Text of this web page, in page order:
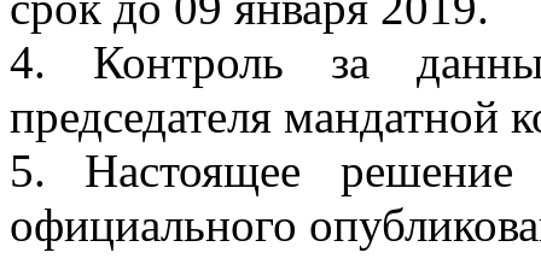
4. Контроль за
председателя
5. Настоящее
официального